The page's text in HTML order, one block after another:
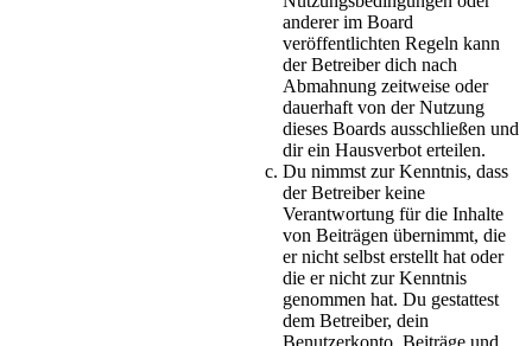
anderer im Board
veröffentlichten Regeln kann
der Betreiber dich nach
Abmahnung zeitweise oder
dauerhaft von der Nutzung
dieses Boards ausschließen und
dir ein Hausverbot erteilen.
Du nimmst zur Kenntnis, dass
der Betreiber keine
Verantwortung für die Inhalte
von Beiträgen übernimmt, die
er nicht selbst erstellt hat oder
die er nicht zur Kenntnis
genommen hat. Du gestattest
dem Betreiber, dein
Benutzerkonto, Beiträge und